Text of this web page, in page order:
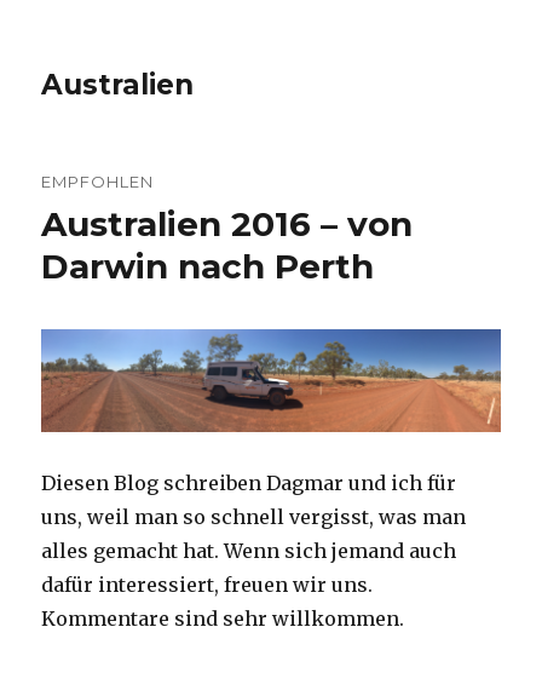
Australien
EMPFOHLEN
Australien 2016 – von
Darwin nach Perth
Diesen Blog schreiben Dagmar und ich für
uns, weil man so schnell vergisst, was man
alles gemacht hat. Wenn sich jemand auch
dafür interessiert, freuen wir uns.
Kommentare sind sehr willkommen.